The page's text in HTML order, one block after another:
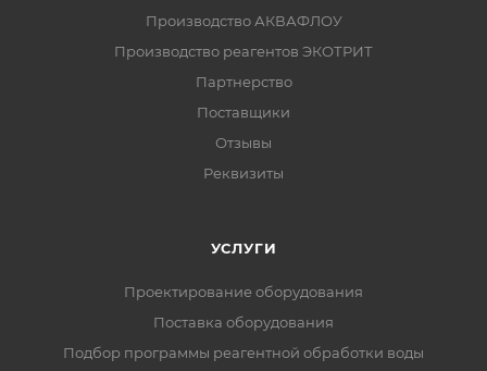
Производство АКВАФЛОУ
Производство реагентов ЭКОТРИТ
Партнерство
Поставщики
Отзывы
Реквизиты
УСЛУГИ
Проектирование оборудования
Поставка оборудования
Подбор программы реагентной обработки воды